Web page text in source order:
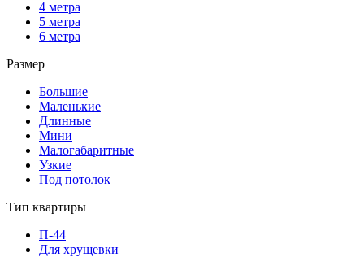
4 метра
5 метра
6 метра
Размер
Большие
Маленькие
Длинные
Мини
Малогабаритные
Узкие
Под потолок
Тип квартиры
П-44
Для хрущевки